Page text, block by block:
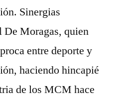
Sinergias
De Moragas, quien
entre deporte y
haciendo hincapié
de los MCM hace